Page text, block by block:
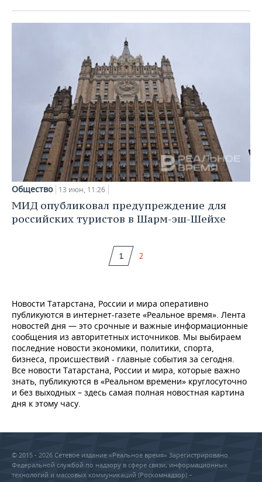
Общество 13 июн, 11:26
МИД опубликовал предупреждение для
российских туристов в Шарм-эш-Шейхе
1 2
Новости Татарстана, России и мира оперативно
публикуются в интернет-газете «Реальное время». Лента
новостей дня — это срочные и важные информационные
сообщения из авторитетных источников. Мы выбираем
последние новости экономики, политики, спорта,
бизнеса, происшествий - главные события за сегодня.
Все новости Татарстана, России и мира, которые важно
знать, публикуются в «Реальном времени» круглосуточно
и без выходных – здесь самая полная новостная картина
дня к этому часу.
© 2015 - 2026 Сетевое издание «Реальное время» Зарегистрировано
Федеральной службой по надзору в сфере связи, информационных
технологий и массовых коммуникаций (Роскомнадзор) –